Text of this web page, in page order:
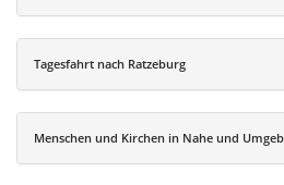
Tagesfahrt nach Ratzeburg
Menschen und Kirchen in Nahe und